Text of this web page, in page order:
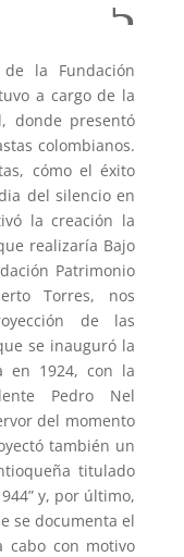
la Fundación
a cargo de la
donde presentó
colombianos.
cómo el éxito
del silencio en
la creación la
realizaría Bajo
Patrimonio
Torres, nos
de las
se inauguró la
en 1924, con la
Pedro Nel
del momento
también un
titulado
y, por último,
se documenta el
cabo con motivo